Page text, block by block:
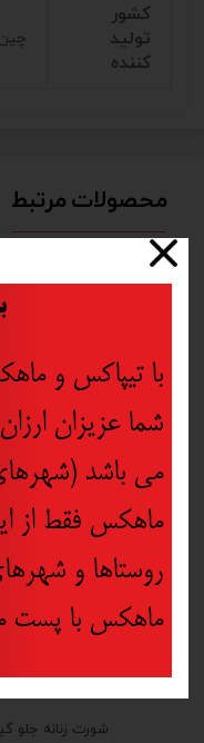
کشور
تولید
کننده
چین
محصولات مرتبط
شورت زنانه جلو
با تیپاکس و
شما عزیزان
می باشد
ماهکس فقط از
روستاها و
ماهکس با پست